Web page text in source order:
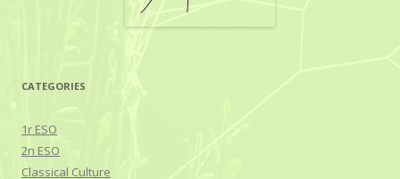
CATEGORIES
1r ESO
2n ESO
Classical Culture